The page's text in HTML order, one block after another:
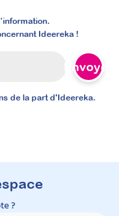
claire
des
et
l’annonce
Ideereka !
Envoyer
de la part d'Ideereka.
?